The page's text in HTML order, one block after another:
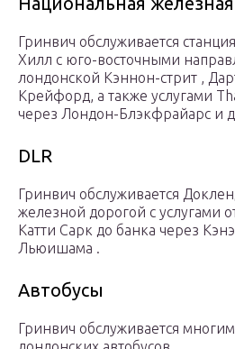
Гринвич обслуживается
Хилл с юго-восточными
лондонской Кэннон-стрит ,
Крейфорд, а также услугами
через Лондон-Блэкфрайарс и
DLR
Гринвич обслуживается
железной дорогой с услугами
Катти Сарк до банка через
Льюишама .
Автобусы
Гринвич обслуживается